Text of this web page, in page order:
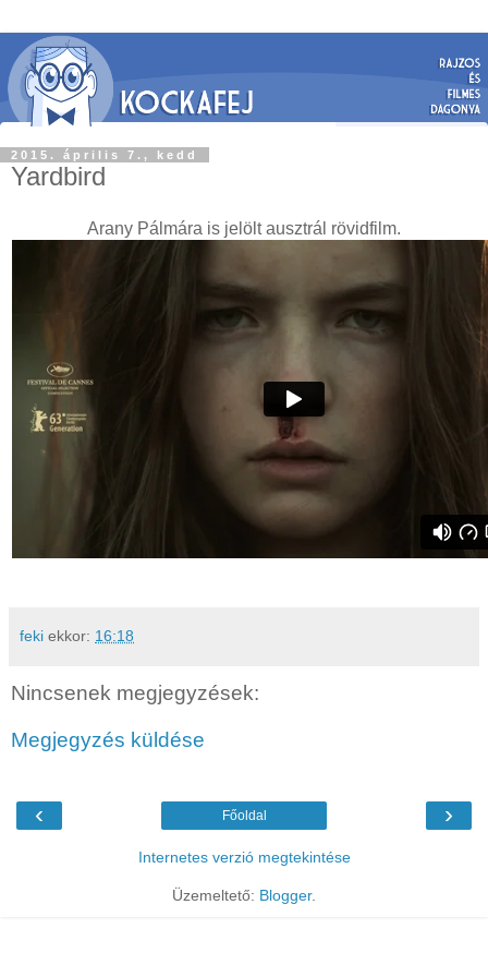
2015. április 7., kedd
Yardbird
Arany Pálmára is jelölt ausztrál rövidfilm.
feki ekkor: 16:18
Nincsenek megjegyzések:
Megjegyzés küldése
‹ ›
Főoldal
Internetes verzió megtekintése
Üzemeltető: Blogger.